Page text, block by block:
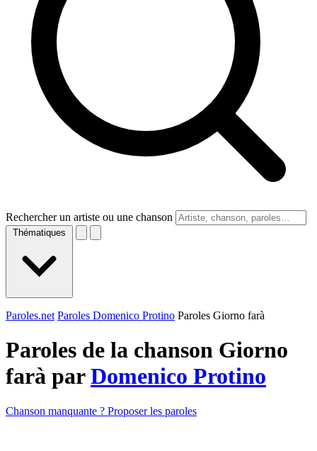
Rechercher un artiste ou une chanson
Thématiques
Paroles.net Paroles Domenico Protino Paroles Giorno farà
Paroles de la chanson Giorno
farà parDomenico Protino
Chanson manquante ? Proposer les paroles